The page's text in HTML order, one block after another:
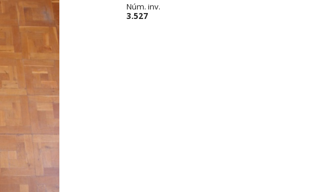
Núm. inv.
3.527